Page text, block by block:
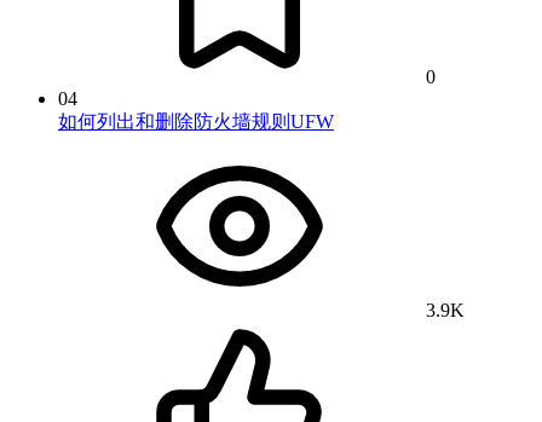
0
04
如何列出和删除防火墙规则UFW
3.9K